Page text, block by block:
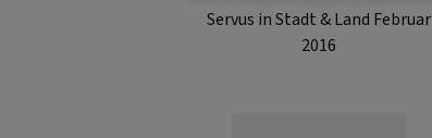
Servus in Stadt & Land Februar
2016